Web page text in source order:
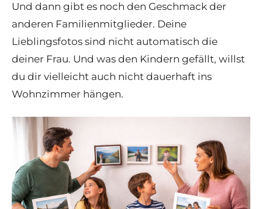
Und dann gibt es noch den Geschmack der
anderen Familienmitglieder. Deine
Lieblingsfotos sind nicht automatisch die
deiner Frau. Und was den Kindern gefällt, willst
du dir vielleicht auch nicht dauerhaft ins
Wohnzimmer hängen.